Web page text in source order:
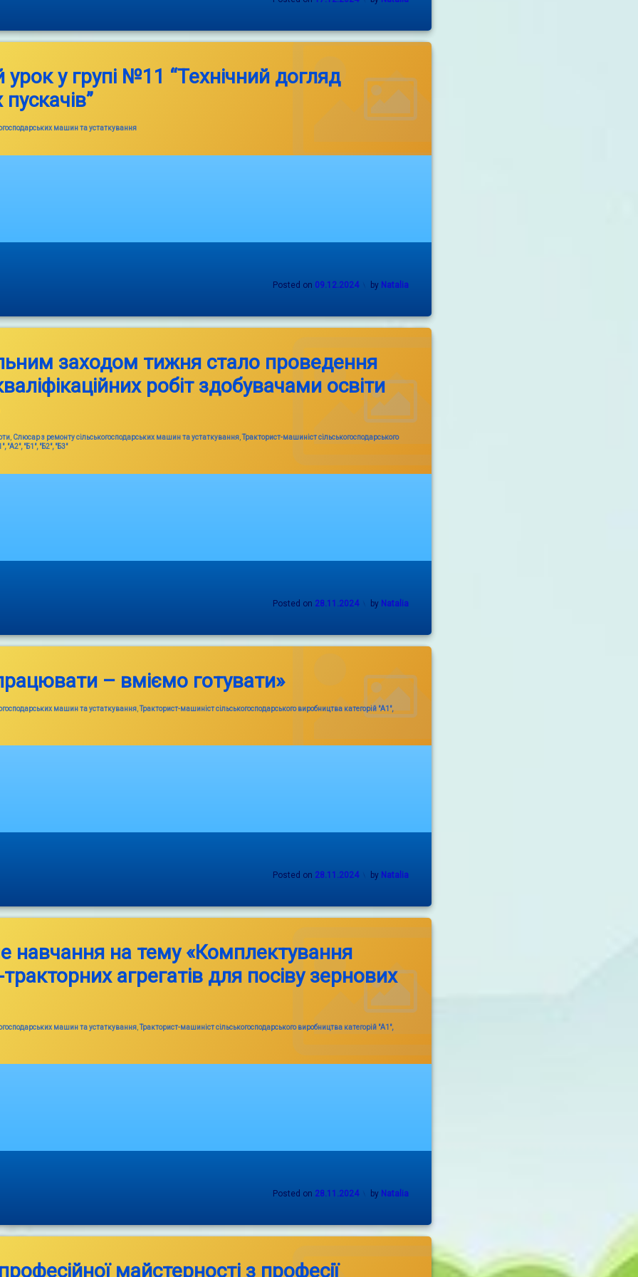
17.12.2024
урок у групі №11 “Технічний догляд
машин та устаткування
Posted on 09.12.2024 by Natalia
заходом тижня стало проведення
робіт здобувачами освіти
Слюсар з ремонту сільськогосподарських машин та устаткування ,Тракторист-машиніст сільськогосподарського
"А2", "Б1", "Б2", "Б3"
Posted on 28.11.2024 by Natalia
– вміємо готувати»
машин та устаткування ,Тракторист-машиніст сільськогосподарського виробництва категорій "А1",
Posted on 28.11.2024 by Natalia
навчання на тему «Комплектування
агрегатів для посіву зернових
машин та устаткування ,Тракторист-машиніст сільськогосподарського виробництва категорій "А1",
Posted on 28.11.2024 by Natalia
майстерності з професії